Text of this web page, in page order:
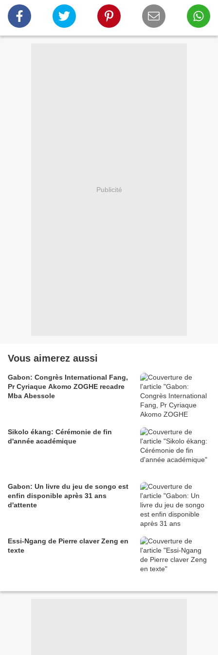
Publicité
Vous aimerez aussi
Gabon: Congrès International Fang,
Pr Cyriaque Akomo ZOGHE recadre
Mba Abessole
Sikolo ékang: Cérémonie de fin
d'année académique
Gabon: Un livre du jeu de songo est
enfin disponible après 31 ans
d'attente
Essi-Ngang de Pierre claver Zeng en
texte